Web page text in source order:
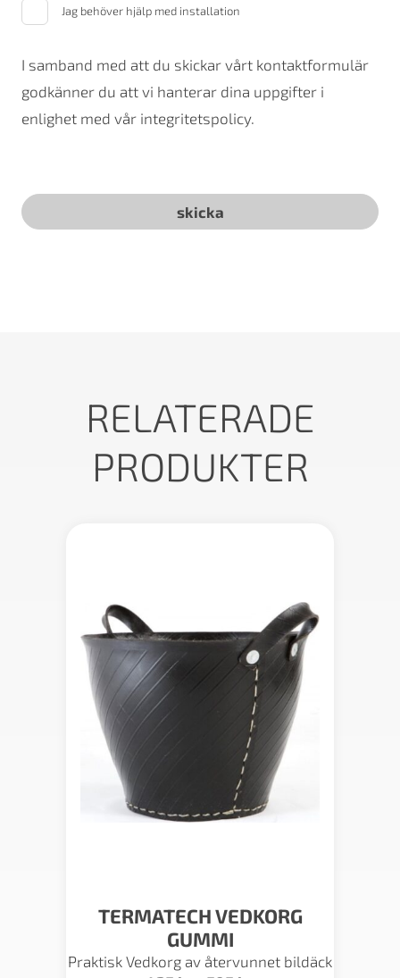
Jag behöver hjälp med installation
I samband med att du skickar vårt kontaktformulär
godkänner du att vi hanterar dina uppgifter i
enlighet med vår integritetspolicy.
RELATERADE
PRODUKTER
TERMATECH VEDKORG
GUMMI
Praktisk Vedkorg av återvunnet bildäck